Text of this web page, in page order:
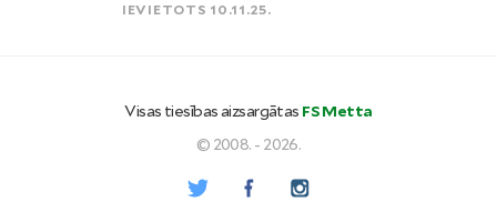
IEVIETOTS 10.11.25.
Visas tiesības aizsargātas FS Metta
© 2008. - 2026.